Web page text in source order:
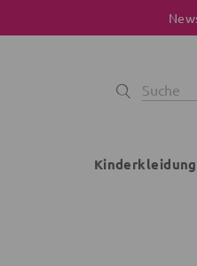
Kinderkleidung